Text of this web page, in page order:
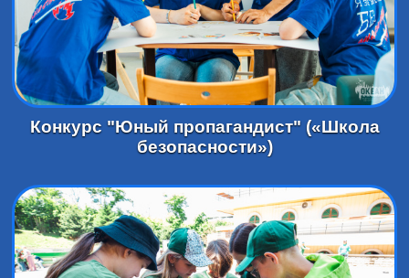
Конкурс "Юный пропагандист" («Школа
безопасности»)